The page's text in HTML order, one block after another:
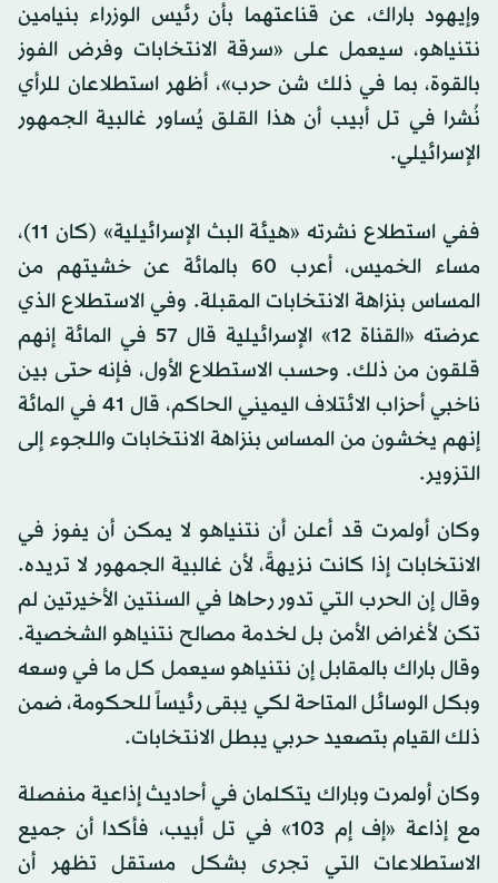
وإيهود باراك، عن قناعتهما بأن رئيس الوزراء بنيامين
نتنياهو، سيعمل على «سرقة الانتخابات وفرض الفوز
بالقوة، بما في ذلك شن حرب»، أظهر استطلاعان للرأي
نُشرا في تل أبيب أن هذا القلق يُساور غالبية الجمهور
الإسرائيلي.
ففي استطلاع نشرته «هيئة البث الإسرائيلية» (كان 11)،
مساء الخميس، أعرب 60 بالمائة عن خشيتهم من
المساس بنزاهة الانتخابات المقبلة. وفي الاستطلاع الذي
عرضته «القناة 12» الإسرائيلية قال 57 في المائة إنهم
قلقون من ذلك. وحسب الاستطلاع الأول، فإنه حتى بين
ناخبي أحزاب الائتلاف اليميني الحاكم، قال 41 في المائة
إنهم يخشون من المساس بنزاهة الانتخابات واللجوء إلى
التزوير.
وكان أولمرت قد أعلن أن نتنياهو لا يمكن أن يفوز في
الانتخابات إذا كانت نزيهةً، لأن غالبية الجمهور لا تريده.
وقال إن الحرب التي تدور رحاها في السنتين الأخيرتين لم
تكن لأغراض الأمن بل لخدمة مصالح نتنياهو الشخصية.
وقال باراك بالمقابل إن نتنياهو سيعمل كل ما في وسعه
وبكل الوسائل المتاحة لكي يبقى رئيساً للحكومة، ضمن
ذلك القيام بتصعيد حربي يبطل الانتخابات.
وكان أولمرت وباراك يتكلمان في أحاديث إذاعية منفصلة
مع إذاعة «إف إم 103» في تل أبيب، فأكدا أن جميع
الاستطلاعات التي تجرى بشكل مستقل تظهر أن